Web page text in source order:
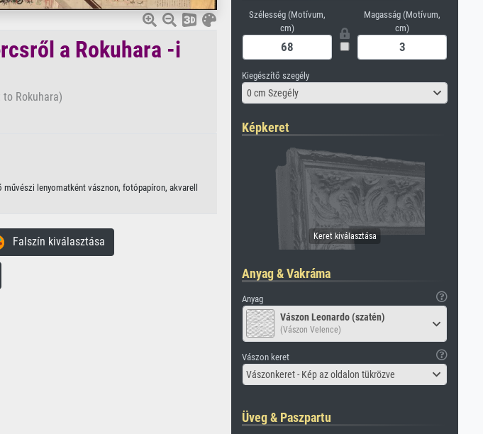
a Rokuhara -i
Rokuhara)
lenyomatként vásznon, fotópapíron, akvarell
Falszín kiválasztása
Szélesség (Motívum,
cm)
Magasság (Motívum,
cm)
Kiegészítő szegély
0 cm Szegély
Képkeret
Anyag & Vakráma
Anyag
Vászon Leonardo (szatén)
(Vászon Velence)
Vászon keret
Vászonkeret - Kép az oldalon tükrözve
Üveg & Paszpartu